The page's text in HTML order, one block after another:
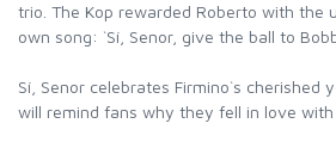
trio. The Kop rewarded Roberto with the
own song: `Sí, Senor, give the ball to
Sí, Senor celebrates Firmino`s cherished
will remind fans why they fell in love with